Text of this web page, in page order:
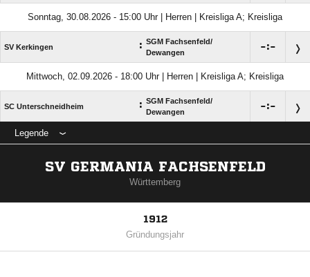
Sonntag, 30.08.2026 - 15:00 Uhr | Herren | Kreisliga A; Kreisliga
SV Kerkingen : SGM Fachsenfeld/​
Dewangen
:
Mittwoch, 02.09.2026 - 18:00 Uhr | Herren | Kreisliga A; Kreisliga
SC Unterschneidheim : SGM Fachsenfeld/​
Dewangen
:
Legende
SV GERMANIA FACHSENFELD
Württemberg
1912
Gründungsjahr